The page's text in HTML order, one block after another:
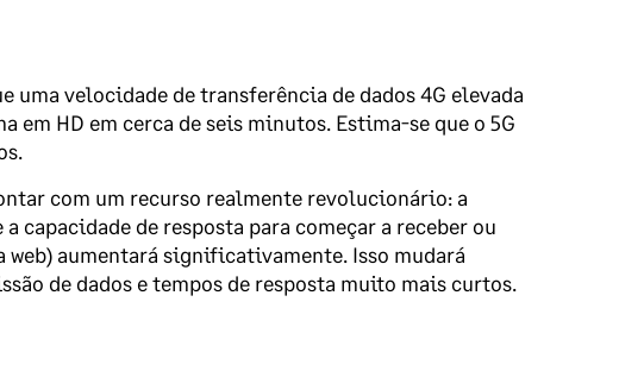
uma velocidade de transferência de dados 4G elevada
HD em cerca de seis minutos. Estima-se que o 5G
com um recurso realmente revolucionário: a
capacidade de resposta para começar a receber ou
aumentará significativamente. Isso mudará
de dados e tempos de resposta muito mais curtos.